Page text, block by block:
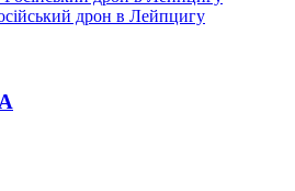
дрон в Лейпцигу